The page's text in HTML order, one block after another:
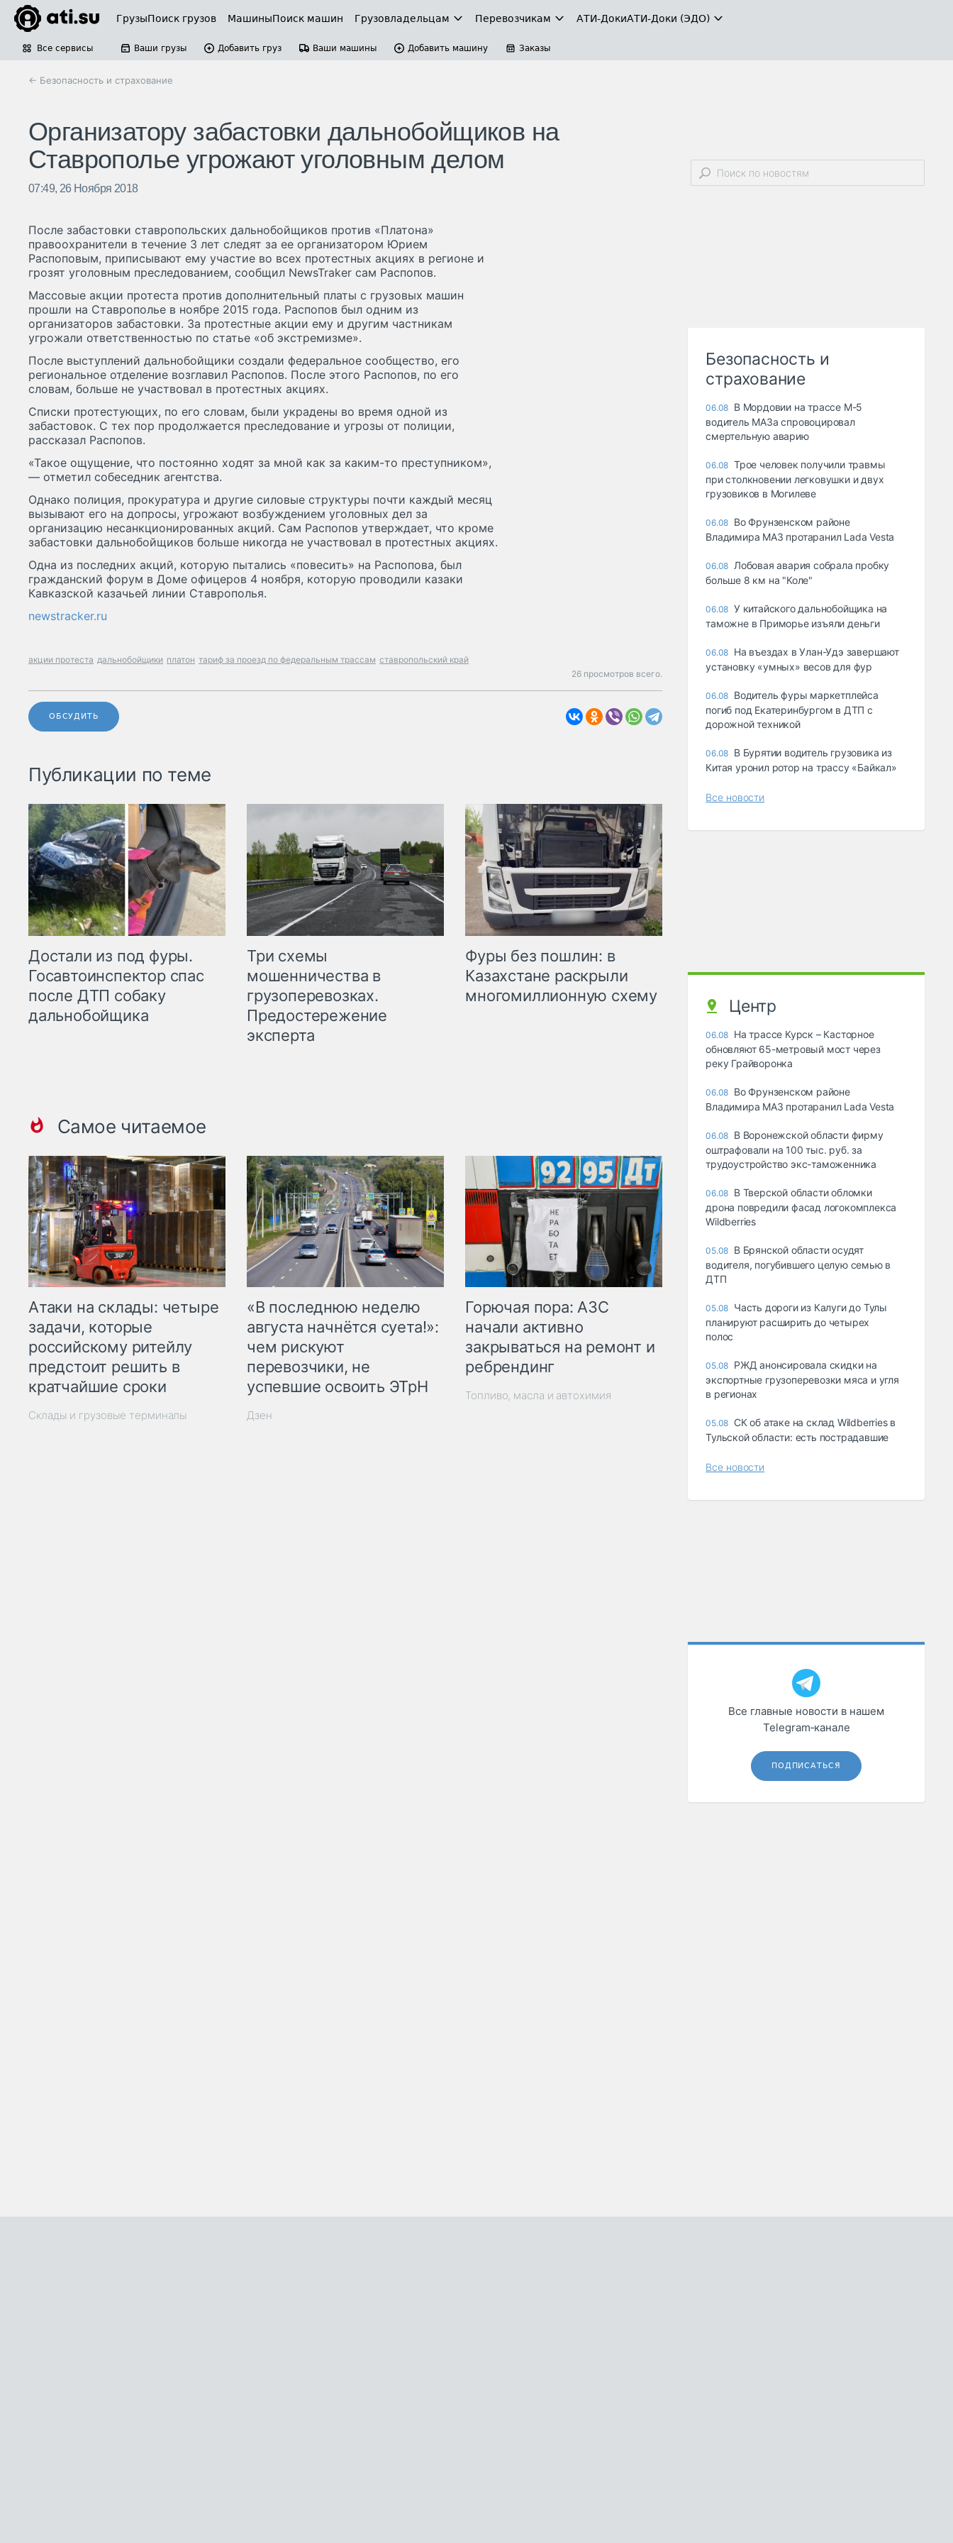
ГрузыПоиск грузов МашиныПоиск машин Грузовладельцам Перевозчикам АТИ-ДокиАТИ-Доки (ЭДО)
Все сервисы Ваши грузы Добавить груз Ваши машины Добавить машину Заказы
← Безопасность и страхование
Организатору забастовки дальнобойщиков на
Ставрополье угрожают уголовным делом
07:49, 26 Ноября 2018
После забастовки ставропольских дальнобойщиков против «Платона»
правоохранители в течение 3 лет следят за ее организатором Юрием
Распоповым, приписывают ему участие во всех протестных акциях в регионе и
грозят уголовным преследованием, сообщил NewsTraker сам Распопов.
Массовые акции протеста против дополнительный платы с грузовых машин
прошли на Ставрополье в ноябре 2015 года. Распопов был одним из
организаторов забастовки. За протестные акции ему и другим частникам
угрожали ответственностью по статье «об экстремизме».
После выступлений дальнобойщики создали федеральное сообщество, его
региональное отделение возглавил Распопов. После этого Распопов, по его
словам, больше не участвовал в протестных акциях.
Списки протестующих, по его словам, были украдены во время одной из
забастовок. С тех пор продолжается преследование и угрозы от полиции,
рассказал Распопов.
«Такое ощущение, что постоянно ходят за мной как за каким-то преступником»,
— отметил собеседник агентства.
Однако полиция, прокуратура и другие силовые структуры почти каждый месяц
вызывают его на допросы, угрожают возбуждением уголовных дел за
организацию несанкционированных акций. Сам Распопов утверждает, что кроме
забастовки дальнобойщиков больше никогда не участвовал в протестных акциях.
Одна из последних акций, которую пытались «повесить» на Распопова, был
гражданский форум в Доме офицеров 4 ноября, которую проводили казаки
Кавказской казачьей линии Ставрополья.
newstracker.ru
акции протеста дальнобойщики платон тариф за проезд по федеральным трассам ставропольский край
26 просмотров всего.
ОБСУДИТЬ
Публикации по теме
Достали из под фуры.
Госавтоинспектор спас
после ДТП собаку
дальнобойщика
Три схемы
мошенничества в
грузоперевозках.
Предостережение
эксперта
Фуры без пошлин: в
Казахстане раскрыли
многомиллионную схему
Самое читаемое
Атаки на склады: четыре
задачи, которые
российскому ритейлу
предстоит решить в
кратчайшие сроки
Склады и грузовые терминалы
«В последнюю неделю
августа начнётся суета!»:
чем рискуют
перевозчики, не
успевшие освоить ЭТрН
Дзен
Горючая пора: АЗС
начали активно
закрываться на ремонт и
ребрендинг
Топливо, масла и автохимия
Безопасность и
страхование
06.08 В Мордовии на трассе М-5
водитель МАЗа спровоцировал
смертельную аварию
06.08 Трое человек получили травмы
при столкновении легковушки и двух
грузовиков в Могилеве
06.08 Во Фрунзенском районе
Владимира МАЗ протаранил Lada Vesta
06.08 Лобовая авария собрала пробку
больше 8 км на "Коле"
06.08 У китайского дальнобойщика на
таможне в Приморье изъяли деньги
06.08 Ha въeздax в Улaн-Удэ зaвepшaют
ycтaнoвкy «yмныx» вecoв для фyp
06.08 Водитель фуры маркетплейса
погиб под Екатеринбургом в ДТП с
дорожной техникой
06.08 В Бурятии водитель грузовика из
Китая уронил ротор на трассу «Байкал»
Все новости
Центр
06.08 На трассе Курск – Касторное
обновляют 65-метровый мост через
реку Грайворонка
06.08 Во Фрунзенском районе
Владимира МАЗ протаранил Lada Vesta
06.08 В Воронежской области фирму
оштрафовали на 100 тыс. руб. за
трудоустройство экс-таможенника
06.08 В Тверской области обломки
дрона повредили фасад логокомплекса
Wildberries
05.08 В Брянской области осудят
водителя, погубившего целую семью в
ДТП
05.08 Часть дороги из Калуги до Тулы
планируют расширить до четырех
полос
05.08 РЖД анонсировала скидки на
экспортные грузоперевозки мяса и угля
в регионах
05.08 СК об атаке на склад Wildberries в
Тульской области: есть пострадавшие
Все новости
Все главные новости в нашем
Telegram‑канале
ПОДПИСАТЬСЯ